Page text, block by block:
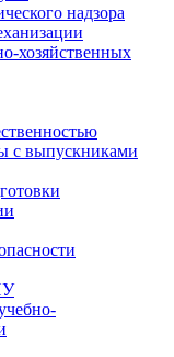
надзора
хозяйственных
с выпускниками